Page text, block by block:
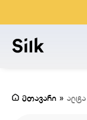
მთავარი » ალტა